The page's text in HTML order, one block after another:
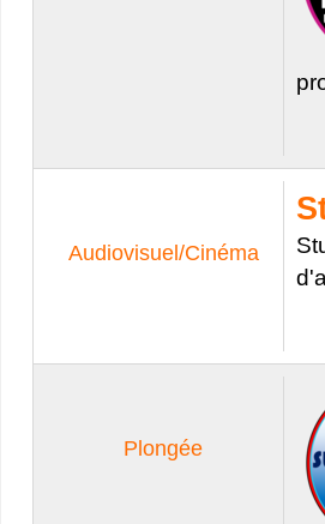
Audiovisuel/Cinéma
Plongée